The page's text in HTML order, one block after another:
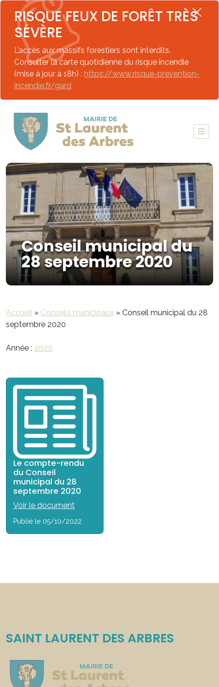
RISQUE FEUX DE FORÊT TRÈS
SÉVÈRE
L’accès aux massifs forestiers sont interdits.
Consulter la carte quotidienne du risque incendie
(mise à jour à 18h) : https://www.risque-prevention-
incendie.fr/gard
Conseil municipal du
28 septembre 2020
Accueil » Conseils municipaux » Conseil municipal du 28
septembre 2020
Année : 2020
Le compte-rendu
du Conseil
municipal du 28
septembre 2020
Voir le document
Publié le 05/10/2022
SAINT LAURENT DES ARBRES